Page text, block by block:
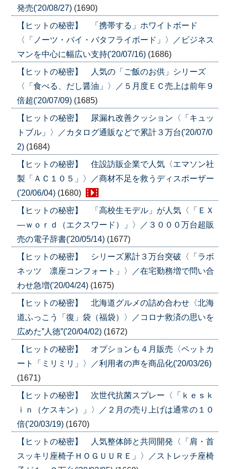
発売('20/08/27) (1690)
【ヒットの秘密】 「携帯する」ホワイトボード
〈「ノーツ・バイ・バタフライボード」〉／ビジネス
マンを中心に幅広い支持('20/07/16) (1686)
【ヒットの秘密】 人気の「ご飯のお供」シリーズ
〈「食べる、だし醤油」〉／５月度ＥＣ売上は前年９
倍超('20/07/09) (1685)
【ヒットの秘密】 尿漏れ改善クッション〈「キュッ
トブル」〉／カタログ通販などで累計３万台('20/07/0
2) (1684)
【ヒットの秘密】 住設訪販企業で人気〈エマソン社
製「ＡＣ１０５」〉／商材不足を救うディスポーザー
('20/06/04) (1680)
【ヒットの秘密】 「高校生モデル」が人気〈「ＥＸ
―ｗｏｒｄ（エクスワード）」〉／３０００万台超販
売の電子辞書('20/05/14) (1677)
【ヒットの秘密】 シリーズ累計３万台突破〈「ラボ
ネッツ 凛座コンフォート」〉／在宅勤務増で問い合
わせ急増('20/04/24) (1675)
【ヒットの秘密】 北海道グルメの詰め合わせ〈北海
道ふっこう「復」袋（福袋）〉／コロナ救済の思いを
広めた”人徳”('20/04/02) (1672)
【ヒットの秘密】 オプションも４月販売〈ペットカ
ート「ミリミリ」〉／利用者の声を商品化('20/03/26)
(1671)
【ヒットの秘密】 次世代抗菌スプレー〈「ｋｅｓｋ
ｉｎ（ケスキン）」〉／２月の売り上げは通常の１０
倍('20/03/19) (1670)
【ヒットの秘密】 人気整体師と共同開発〈「肩・首
スッキリ座椅子ＨＯＧＵＵＲＥ」〉／ストレッチ座椅